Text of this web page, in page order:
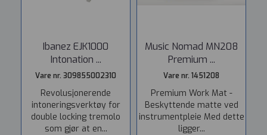
Ibanez EJK1000
Intonation ...
Vare nr. 309855002310
Revolusjonerende
intoneringsverktøy for
double locking tremolo
som gjør at en...
Music Nomad MN208
Premium ...
Vare nr. 1451208
Premium Work Mat -
Beskyttende matte ved
instrumentpleie Med dette
ligger...